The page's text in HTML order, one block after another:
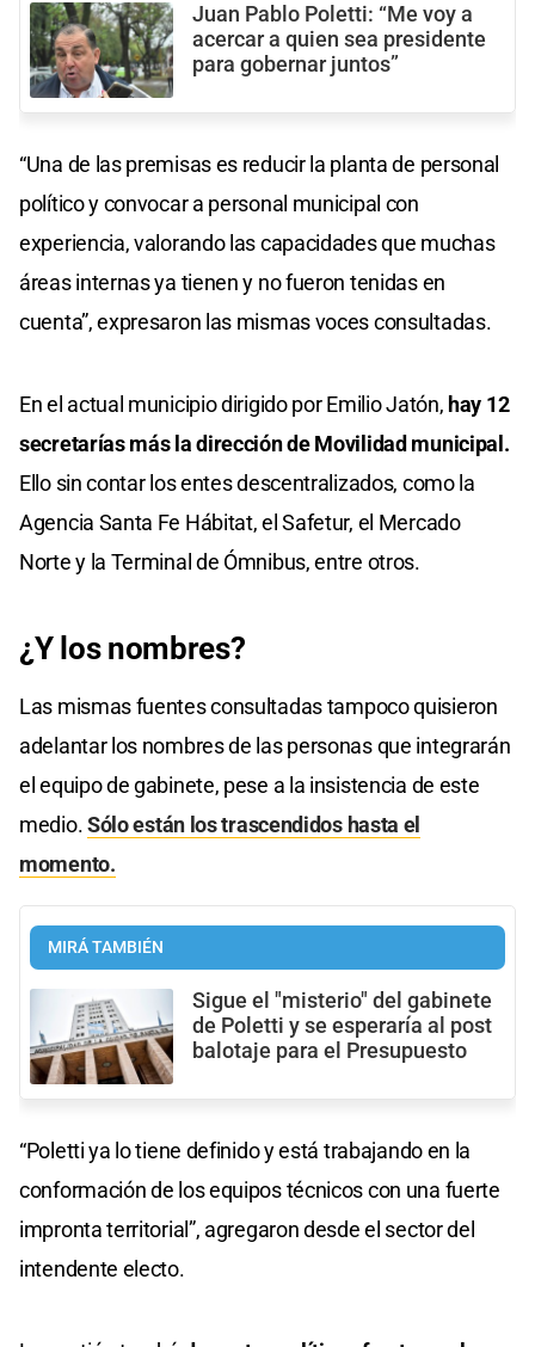
Juan Pablo Poletti: “Me voy a
acercar a quien sea presidente
para gobernar juntos”
“Una de las premisas es reducir la planta de personal
político y convocar a personal municipal con
experiencia, valorando las capacidades que muchas
áreas internas ya tienen y no fueron tenidas en
cuenta”, expresaron las mismas voces consultadas.
En el actual municipio dirigido por Emilio Jatón, hay 12
secretarías más la dirección de Movilidad municipal.
Ello sin contar los entes descentralizados, como la
Agencia Santa Fe Hábitat, el Safetur, el Mercado
Norte y la Terminal de Ómnibus, entre otros.
¿Y los nombres?
Las mismas fuentes consultadas tampoco quisieron
adelantar los nombres de las personas que integrarán
el equipo de gabinete, pese a la insistencia de este
medio.Sólo están los trascendidos hasta el
momento.
MIRÁ TAMBIÉN
Sigue el "misterio" del gabinete
de Poletti y se esperaría al post
balotaje para el Presupuesto
“Poletti ya lo tiene definido y está trabajando en la
conformación de los equipos técnicos con una fuerte
impronta territorial”, agregaron desde el sector del
intendente electo.